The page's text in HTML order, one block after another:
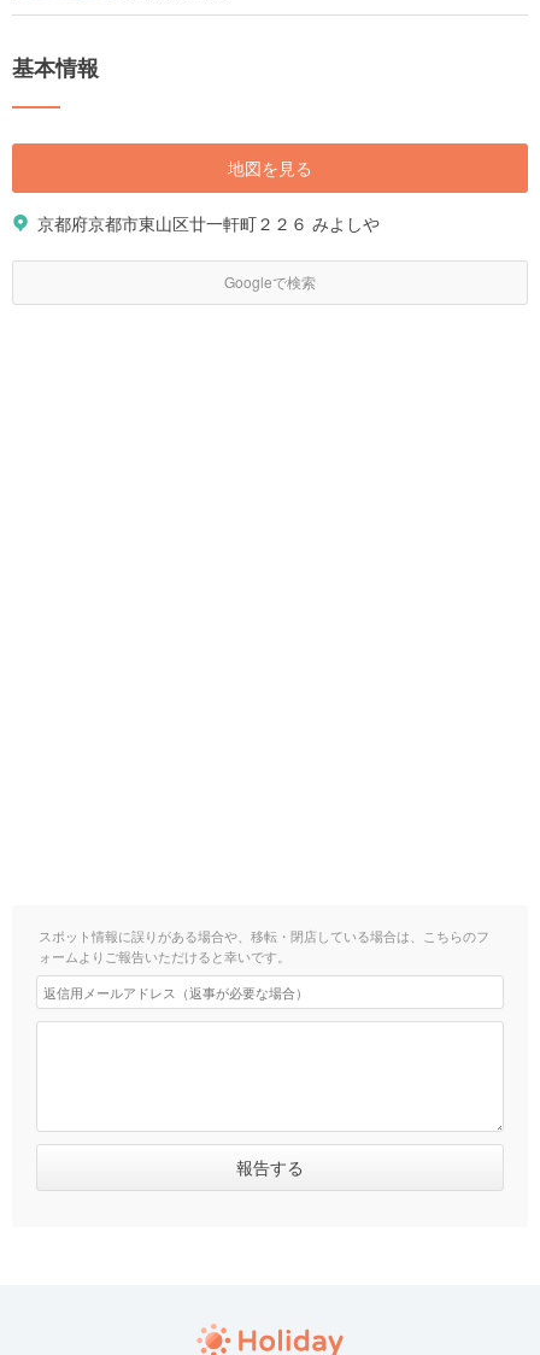
基本情報
地図を見る
京都府京都市東山区廿一軒町２２６ みよしや
Googleで検索
スポット情報に誤りがある場合や、移転・閉店している場合は、こちらのフ
ォームよりご報告いただけると幸いです。